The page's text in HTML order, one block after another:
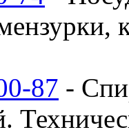
87 -